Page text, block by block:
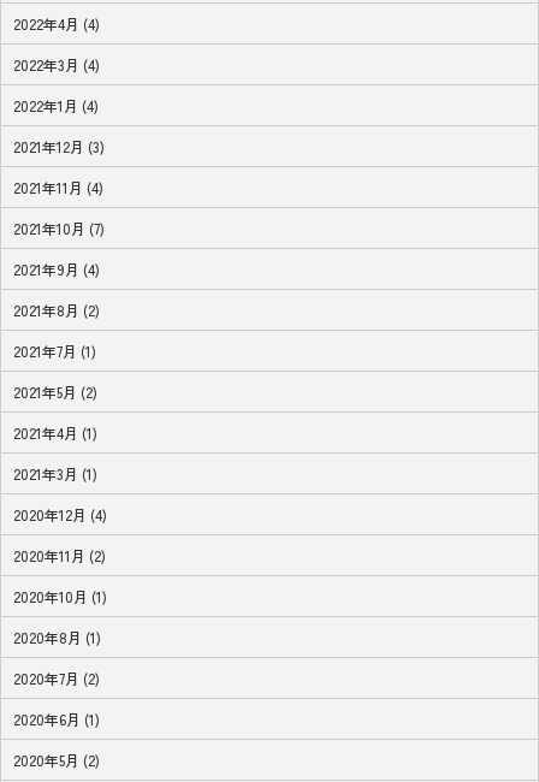
2022年4月 (4)
2022年3月 (4)
2022年1月 (4)
2021年12月 (3)
2021年11月 (4)
2021年10月 (7)
2021年9月 (4)
2021年8月 (2)
2021年7月 (1)
2021年5月 (2)
2021年4月 (1)
2021年3月 (1)
2020年12月 (4)
2020年11月 (2)
2020年10月 (1)
2020年8月 (1)
2020年7月 (2)
2020年6月 (1)
2020年5月 (2)